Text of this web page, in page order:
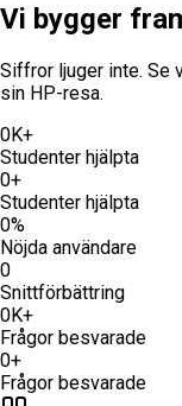
Vi bygger
Siffror ljuger inte. Se
sin HP-resa.
0K+
Studenter hjälpta
0+
Studenter hjälpta
0%
Nöjda användare
0
Snittförbättring
0K+
Frågor besvarade
0+
Frågor besvarade